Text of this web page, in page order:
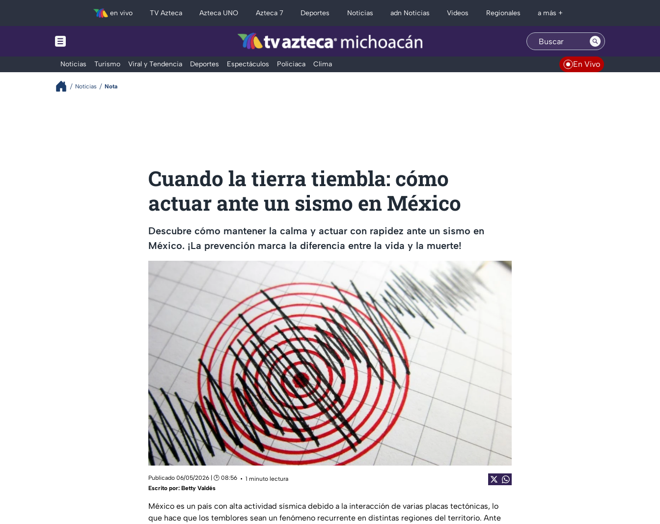
en vivo TV Azteca Azteca UNO Azteca 7 Deportes Noticias adn Noticias Videos Regionales a más +
Noticias Turismo Viral y Tendencia Deportes Espectáculos Policiaca Clima En Vivo
Noticias Nota
Cuando la tierra tiembla: cómo
actuar ante un sismo en México
Descubre cómo mantener la calma y actuar con rapidez ante un sismo en
México. ¡La prevención marca la diferencia entre la vida y la muerte!
Publicado 06/05/2026 | 🕑 08:56
1 minuto lectura
Escrito por: Betty Valdés
México es un país con alta actividad sísmica debido a la interacción de varias placas tectónicas, lo
que hace que los temblores sean un fenómeno recurrente en distintas regiones del territorio. Ante